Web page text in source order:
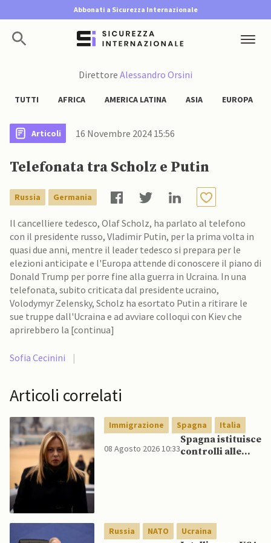
Abbonati a Sicurezza Internazionale
Direttore Alessandro Orsini
TUTTI AFRICA AMERICA LATINA ASIA EUROPA
Articoli 16 Novembre 2024 15:56
Telefonata tra Scholz e Putin
Russia Germania
Il cancelliere tedesco, Olaf Scholz, ha parlato al telefono
con il presidente russo, Vladimir Putin, per la prima volta in
quasi due anni, mentre il leader tedesco si prepara per le
elezioni anticipate e l'Europa attende di conoscere il piano di
Donald Trump per porre fine alla guerra in Ucraina. In una
telefonata, subito criticata dal presidente ucraino,
Volodymyr Zelensky, Scholz ha esortato Putin a ritirare le
sue truppe dall'Ucraina e ad avviare colloqui con Kiev che
aprirebbero la [continua]
Sofia Cecinini |
Articoli correlati
Immigrazione Spagna Italia
08 Agosto 2026 10:33
Spagna istituisce
controlli alle
spagnoli
Russia NATO Ucraina